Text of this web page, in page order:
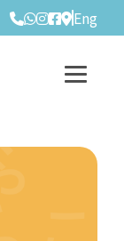
Eng